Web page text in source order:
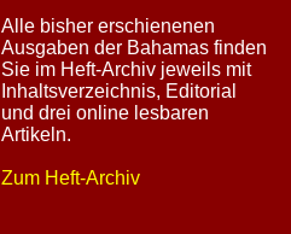
Alle bisher erschienenen
Ausgaben der Bahamas finden
Sie im Heft-Archiv jeweils mit
Inhaltsverzeichnis, Editorial
und drei online lesbaren
Artikeln.
Zum Heft-Archiv